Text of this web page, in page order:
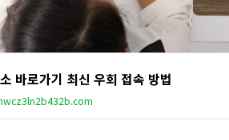
바로가기 최신 우회 접속 방법